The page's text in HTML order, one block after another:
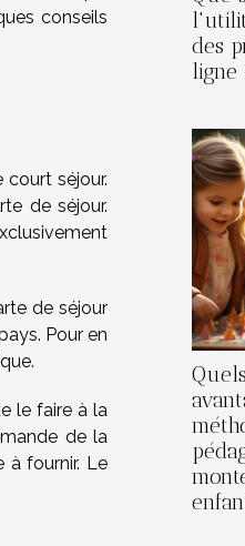
conseils
court séjour.
de séjour.
de séjour
Pour en
le faire à la
de la
à fournir. Le
des
ligne